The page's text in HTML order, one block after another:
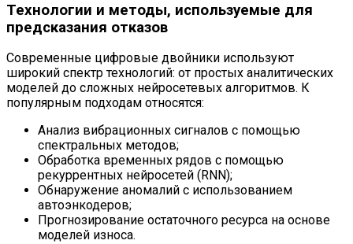
Технологии и методы, используемые для
предсказания отказов
Современные цифровые двойники используют
широкий спектр технологий: от простых аналитических
моделей до сложных нейросетевых алгоритмов. К
популярным подходам относятся:
Анализ вибрационных сигналов с помощью
спектральных методов;
Обработка временных рядов с помощью
рекуррентных нейросетей (RNN);
Обнаружение аномалий с использованием
автоэнкодеров;
Прогнозирование остаточного ресурса на основе
моделей износа.